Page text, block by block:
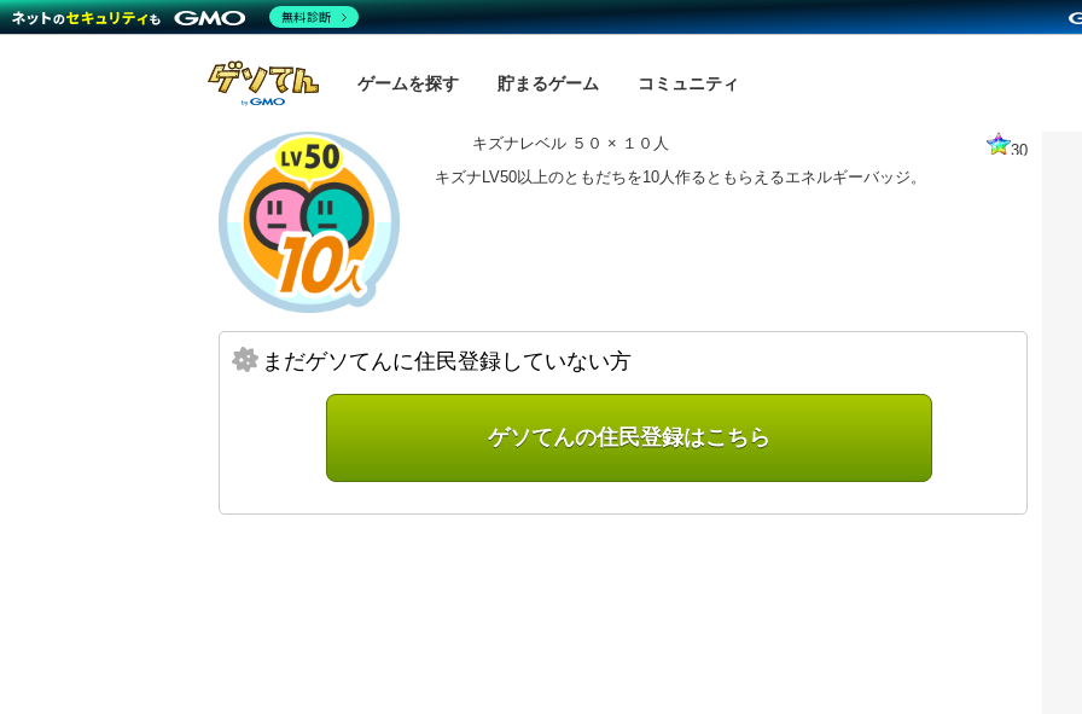
ゲームを探す 貯まるゲーム コミュニティ
キズナレベル ５０ × １０人
30
キズナLV50以上のともだちを10人作るともらえるエネルギーバッジ。
まだゲソてんに住民登録していない方
ゲソてんの住民登録はこちら
無料診断